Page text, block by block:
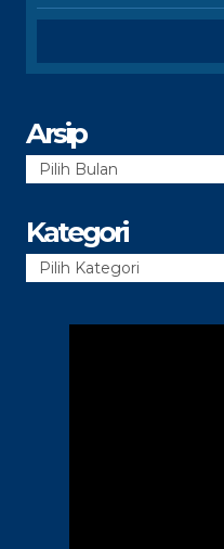
Arsip
Arsip
Kategori
Kategori